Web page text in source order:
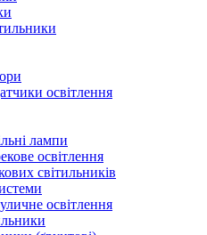
освітлення
лампи
освітлення
світильників
освітлення